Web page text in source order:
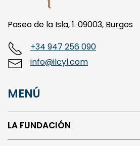
Paseo de la Isla, 1. 09003, Burgos
+34 947 256 090
info@ilcyl.com
MENÚ
LA FUNDACIÓN